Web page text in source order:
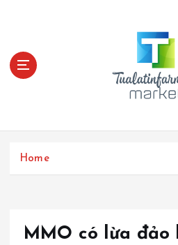
Home
MMO có lừa đảo